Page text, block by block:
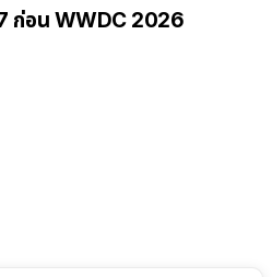
ก่อน WWDC 2026